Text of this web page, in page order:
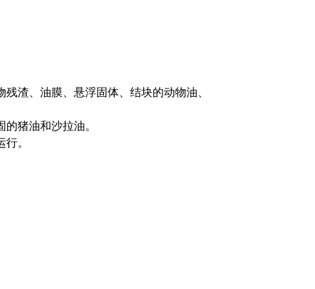
残渣、油膜、悬浮固体、结块的动物油、
猪油和沙拉油。
。